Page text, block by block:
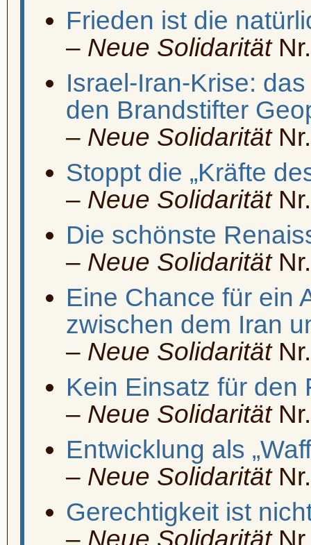
Frieden ist die
– Neue Solidarität
Israel-Iran-Krise:
den Brandstifter
– Neue Solidarität
Stoppt die „Kräfte
– Neue Solidarität
Die schönste
– Neue Solidarität
Eine Chance für ein
zwischen dem Iran
– Neue Solidarität
Kein Einsatz für den
– Neue Solidarität
Entwicklung als
– Neue Solidarität
Gerechtigkeit ist
– Neue Solidarität